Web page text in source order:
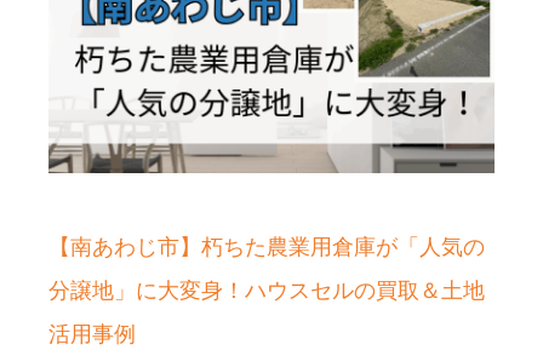
【南あわじ市】朽ちた農業用倉庫が「人気の
分譲地」に大変身！ハウスセルの買取＆土地
活用事例